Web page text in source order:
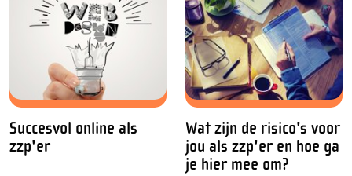
Succesvol online als
zzp'er
Wat zijn de risico's voor
jou als zzp'er en hoe ga
je hier mee om?